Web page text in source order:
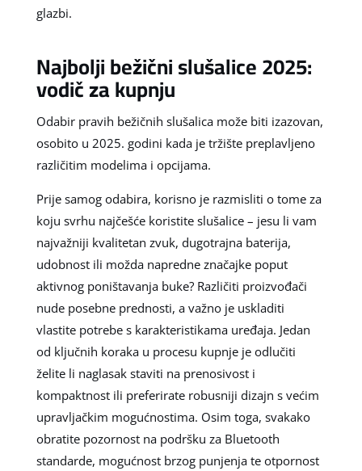
glazbi.
Najbolji bežični slušalice 2025:
vodič za kupnju
Odabir pravih bežičnih slušalica može biti izazovan,
osobito u 2025. godini kada je tržište preplavljeno
različitim modelima i opcijama.
Prije samog odabira, korisno je razmisliti o tome za
koju svrhu najčešće koristite slušalice – jesu li vam
najvažniji kvalitetan zvuk, dugotrajna baterija,
udobnost ili možda napredne značajke poput
aktivnog poništavanja buke? Različiti proizvođači
nude posebne prednosti, a važno je uskladiti
vlastite potrebe s karakteristikama uređaja. Jedan
od ključnih koraka u procesu kupnje je odlučiti
želite li naglasak staviti na prenosivost i
kompaktnost ili preferirate robusniji dizajn s većim
upravljačkim mogućnostima. Osim toga, svakako
obratite pozornost na podršku za Bluetooth
standarde, mogućnost brzog punjenja te otpornost